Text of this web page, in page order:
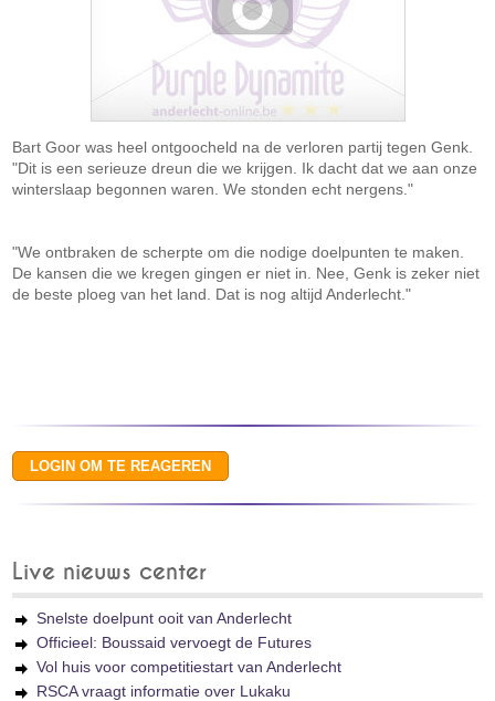
Bart Goor was heel ontgoocheld na de verloren partij tegen Genk.
"Dit is een serieuze dreun die we krijgen. Ik dacht dat we aan onze
winterslaap begonnen waren. We stonden echt nergens."
"We ontbraken de scherpte om die nodige doelpunten te maken.
De kansen die we kregen gingen er niet in. Nee, Genk is zeker niet
de beste ploeg van het land. Dat is nog altijd Anderlecht."
Live nieuws center
Snelste doelpunt ooit van Anderlecht
Officieel: Boussaid vervoegt de Futures
Vol huis voor competitiestart van Anderlecht
RSCA vraagt informatie over Lukaku